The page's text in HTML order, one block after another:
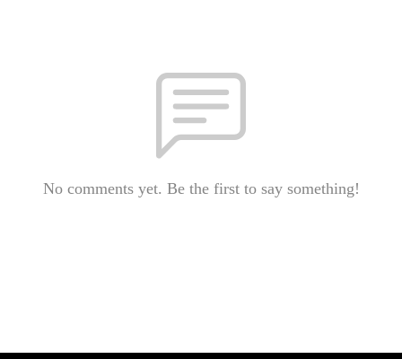
No comments yet. Be the first to say something!